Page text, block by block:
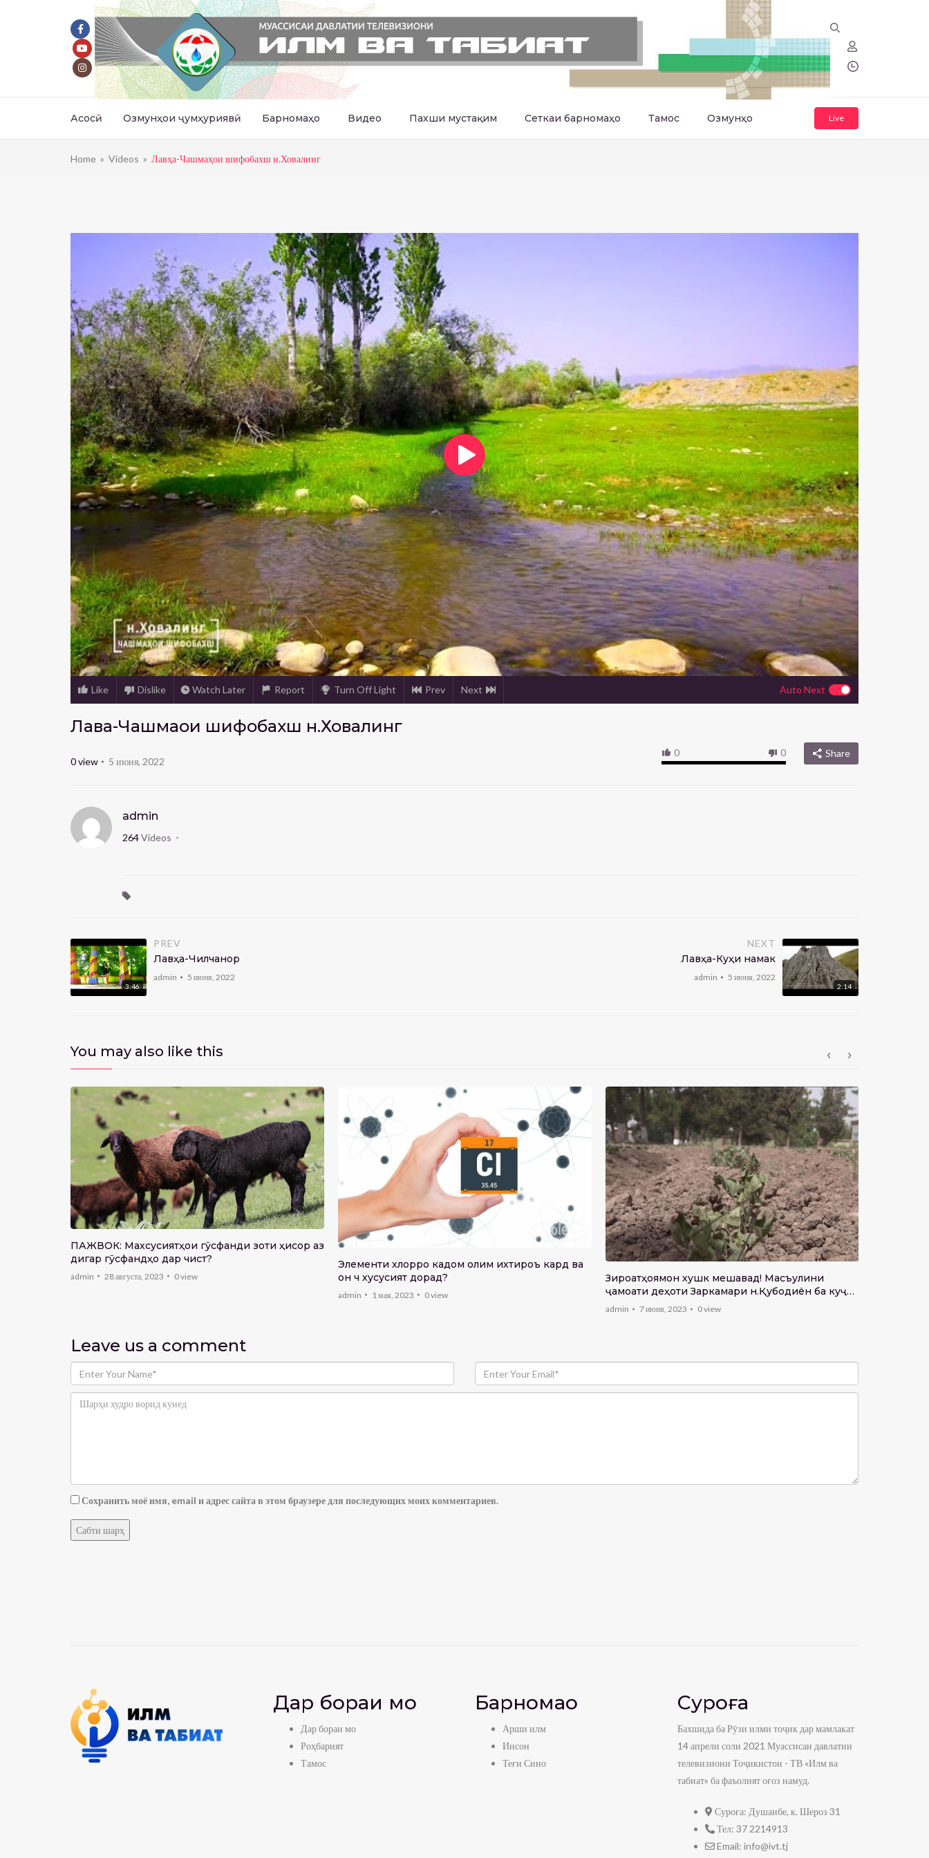
Асосӣ Озмунҳои ҷумҳуриявӣ Барномаҳо Видео Пахши мустақим Сеткаи барномаҳо Тамос Озмунҳо Live
Home » Videos » Лавҳа-Чашмаҳои шифобахш н.Ховалинг
Like Dislike Watch Later Report Turn Off Light Prev Next Auto Next
Лавҳа-Чашмаҳои шифобахш н.Ховалинг
0view 5 июня, 2022
0 0 Share
admin
264Videos
3:46
PREV
Лавҳа-Чилчанор
admin 5 июня, 2022
NEXT
Лавҳа-Куҳи намак
admin 5 июня, 2022
2:14
You may also like this
ПАЖВОК: Махсусиятҳои гӯсфанди зоти ҳисорӣ аз
дигар гӯсфандҳо дар чист?
admin 28 августа, 2023 0view
Элементи хлорро кадом олим ихтироъ кард ва
он чӣ хусусият дорад?
admin 1 мая, 2023 0view
Зироатҳоямон хушк мешавад! Масъулини
ҷамоати деҳоти Заркамари н.Қубодиён ба куҷо
менигаранд?!
admin 7 июня, 2023 0view
Leave us a comment
Сохранить моё имя, email и адрес сайта в этом браузере для последующих моих комментариев.
Дар бораи мо
Дар бораи мо
Роҳбарият
Тамос
Барномаҳо
Арши илм
Инсон
Теғи Сино
Суроға
Бахшида ба Рӯзи илми тоҷик дар мамлакат
14 апрели соли 2021 Муассисаи давлатии
телевизиони Тоҷикистон - ТВ «Илм ва
табиат» ба фаъолият оғоз намуд.
Суроға: Душанбе, к. Шероз 31
Тел: 37 2214913
Email: info@ivt.tj